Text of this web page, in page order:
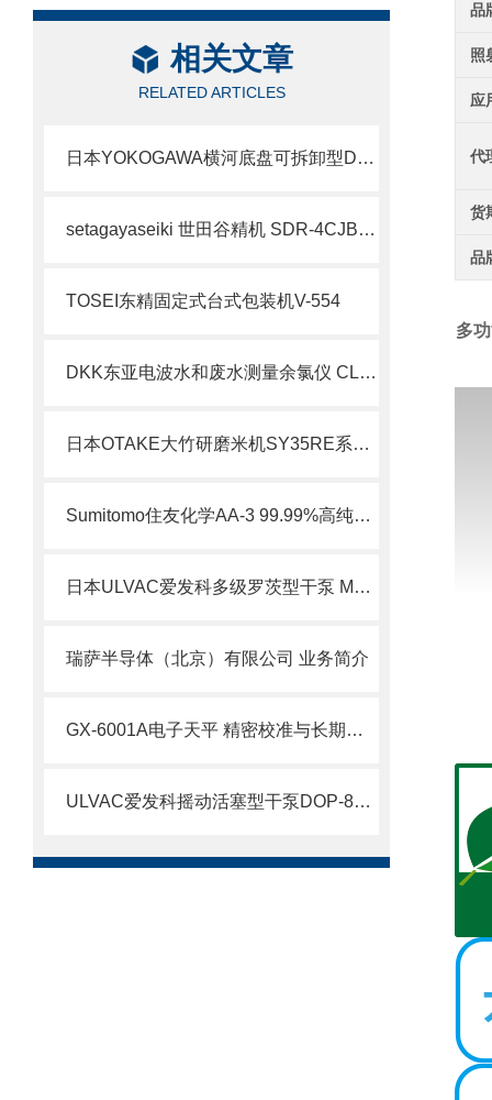
相关文章
RELATED ARTICLES
日本YOKOGAWA横河底盘可拆卸型DX1000N
setagayaseiki 世田谷精机 SDR-4CJB6-52W 加长行程气动卡盘 简介
TOSEI东精固定式台式包装机V-554
DKK东亚电波水和废水测量余氯仪 CL17sc 系列
日本OTAKE大竹研磨米机SY35RE系列北崎热卖
Sumitomo住友化学AA-3 99.99%高纯氧化铝技术解析
日本ULVAC爱发科多级罗茨型干泵 Model:GR北崎热卖
瑞萨半导体（北京）有限公司 业务简介
GX-6001A电子天平 精密校准与长期精度维护技术
ULVAC爱发科摇动活塞型干泵DOP-80S北崎有售
品
照
应
代
货
品
多